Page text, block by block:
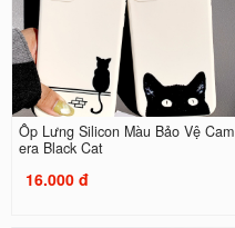
Ốp Lưng Silicon Màu Bảo Vệ Cam
era Black Cat
16.000 đ